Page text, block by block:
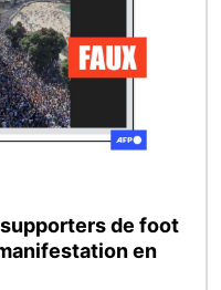
de foot
en